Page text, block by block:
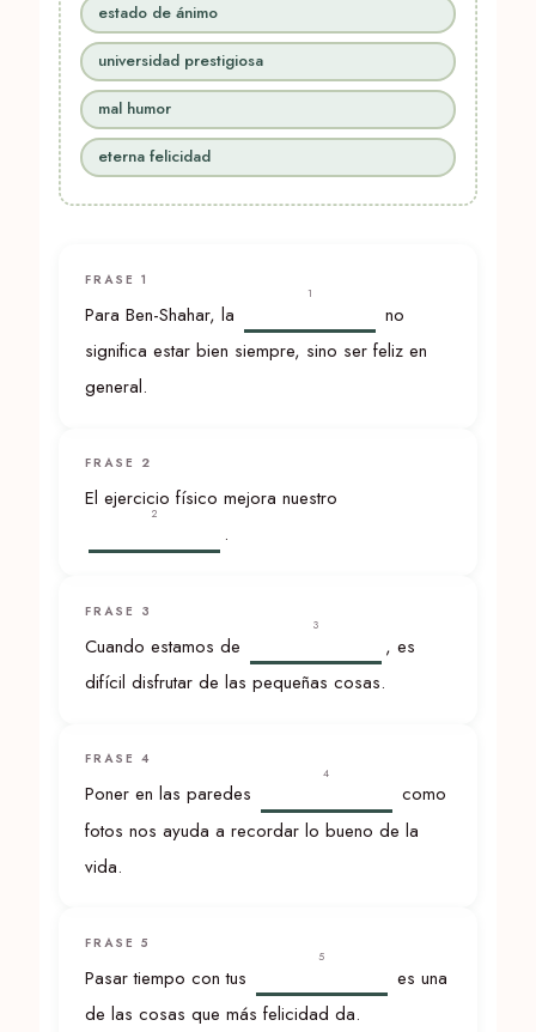
estado de ánimo
universidad prestigiosa
mal humor
eterna felicidad
FRASE 1
Para Ben-Shahar, la
1
no
significa estar bien siempre, sino ser feliz en
general.
FRASE 2
El ejercicio físico mejora nuestro
2
.
FRASE 3
Cuando estamos de
3
, es
difícil disfrutar de las pequeñas cosas.
FRASE 4
Poner en las paredes
4
como
fotos nos ayuda a recordar lo bueno de la
vida.
FRASE 5
Pasar tiempo con tus
5
es una
de las cosas que más felicidad da.